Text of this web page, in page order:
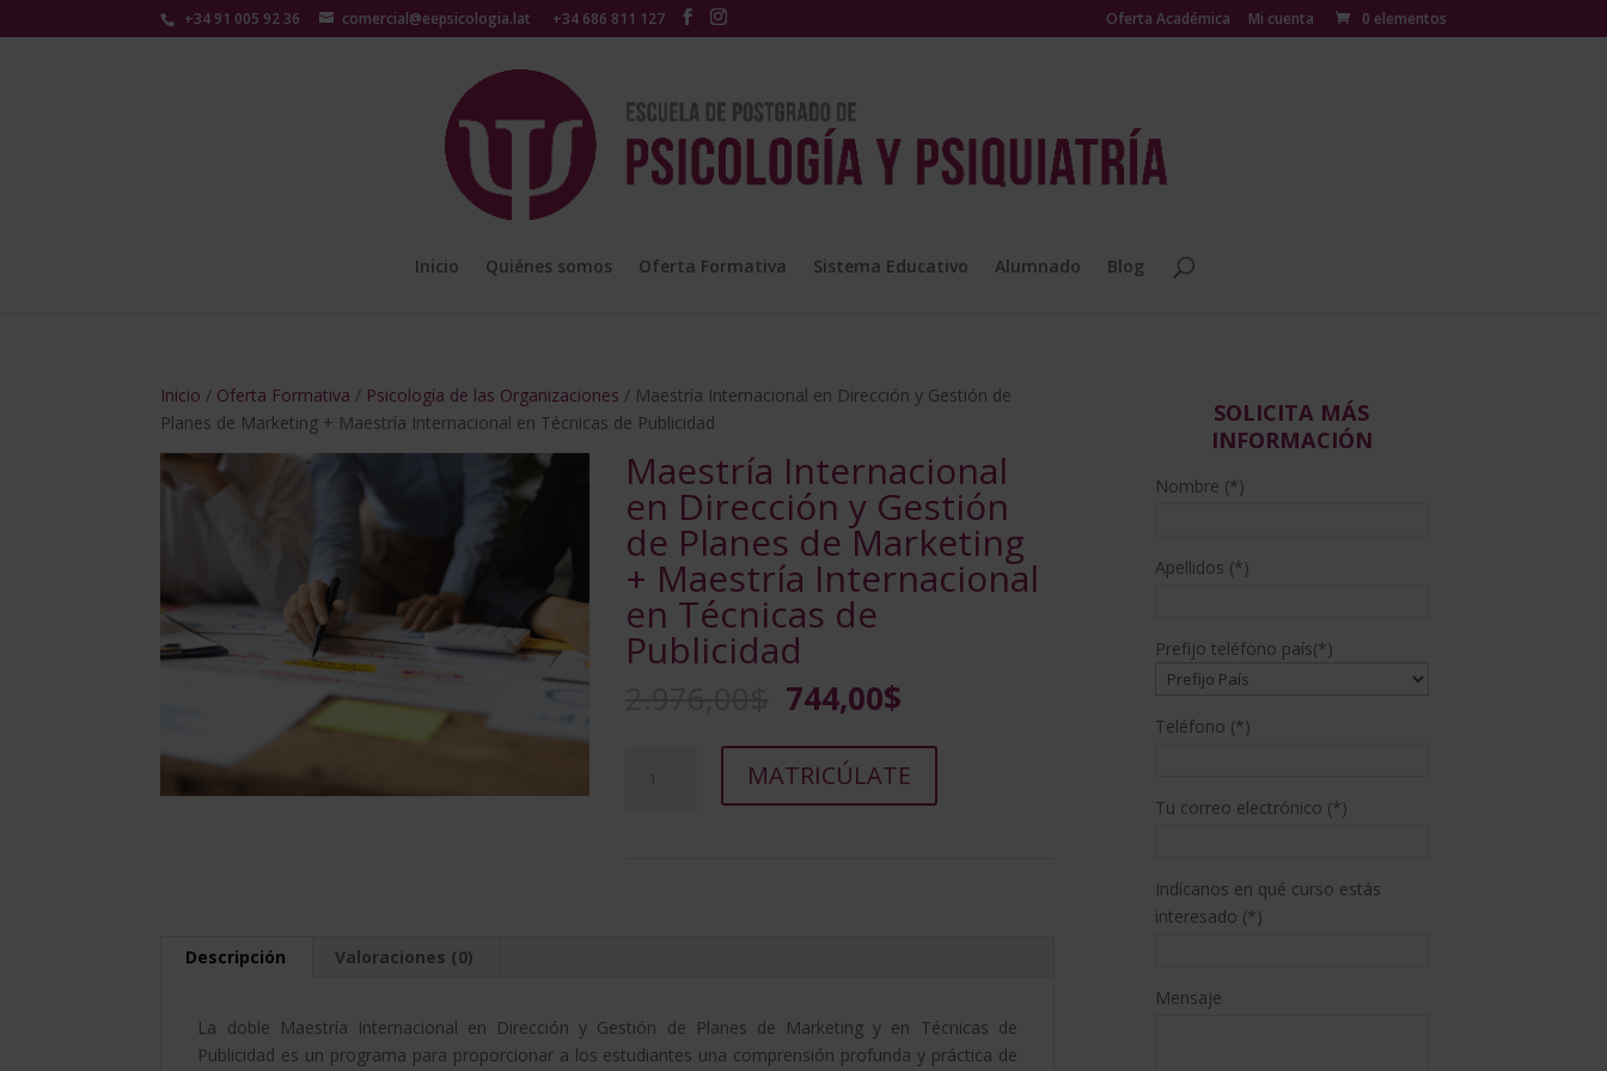
+34 91 005 92 36 comercial@eepsicologia.lat +34 686 811 127 Oferta Académica Mi cuenta 0 elementos
Inicio Quiénes somos Oferta Formativa Sistema Educativo Alumnado Blog
Inicio / Oferta Formativa / Psicología de las Organizaciones / Maestría Internacional en Dirección y Gestión de
Planes de Marketing + Maestría Internacional en Técnicas de Publicidad
Maestría Internacional
en Dirección y Gestión
de Planes de Marketing
+ Maestría Internacional
en Técnicas de
Publicidad
El
precio
original
era:
2.976,00$.
744,00$El
actual
es:
744,00$.
+
Maestría
MATRICÚLATE
e
:
Descripción Valoraciones (0)
La doble Maestría Internacional en Dirección y Gestión de Planes de Marketing y en Técnicas de
Publicidad es un programa para proporcionar a los estudiantes una comprensión profunda y práctica de
SOLICITA MÁS
INFORMACIÓN
Nombre (*)
Apellidos (*)
Prefijo teléfono país(*)
Teléfono (*)
Tu correo electrónico (*)
Indícanos en qué curso estás
interesado (*)
Mensaje